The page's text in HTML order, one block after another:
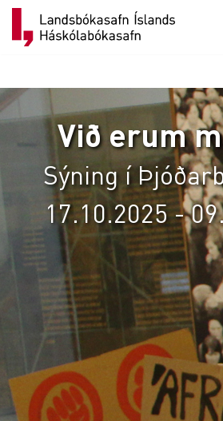
Skip
content
Við erum
Sýning í
17.10.2025 -